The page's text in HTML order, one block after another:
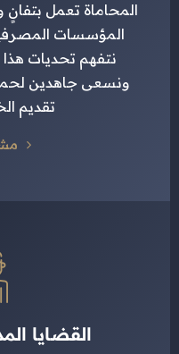
المحاماة تعمل
المؤسسات
نتفهم تحديات هذا
ونسعى جاهدين
تقديم
القضايا